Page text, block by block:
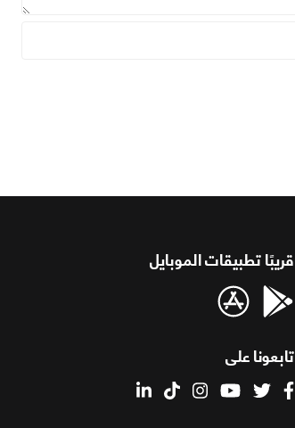
قريبًا تطبيقات الموبايل
تابعونا على